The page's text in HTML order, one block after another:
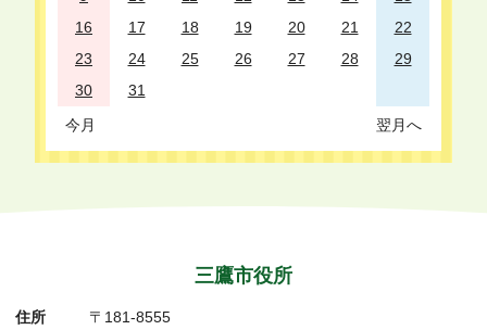
16
17 18 19 20 21
22
23
24 25 26 27 28
29
30
31
今月 翌月へ
三鷹市役所
住所 〒181-8555